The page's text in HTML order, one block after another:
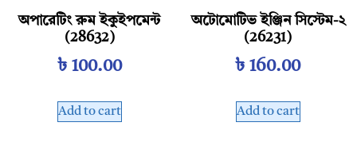
অপারেটিং রুম ইকুইপমেন্ট
(28632)
৳ 100.00
Add to cart
অটোমোটিভ ইঞ্জিন সিস্টেম-২
(26231)
৳ 160.00
Add to cart